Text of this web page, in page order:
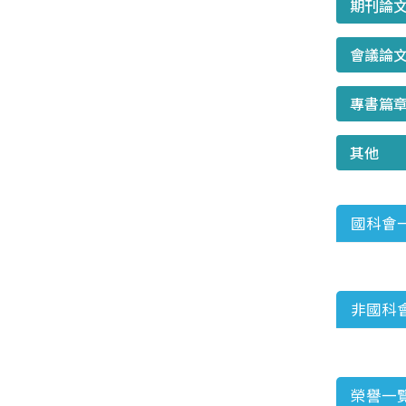
期刊論
會議論
專書篇章
其他
國科會
非國科
榮譽一